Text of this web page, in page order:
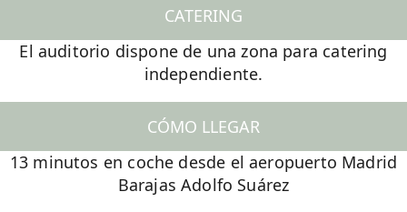
CATERING
El auditorio dispone de una zona para catering
independiente.
CÓMO LLEGAR
13 minutos en coche desde el aeropuerto Madrid
Barajas Adolfo Suárez